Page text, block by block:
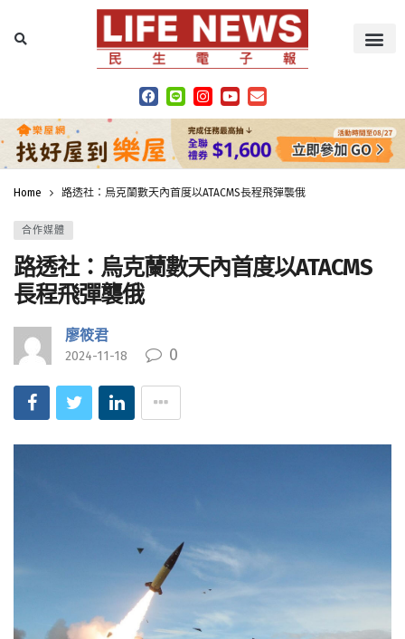
Home 路透社：烏克蘭數天內首度以ATACMS長程飛彈襲俄
合作媒體
路透社：烏克蘭數天內首度以ATACMS
長程飛彈襲俄
廖筱君
2024-11-18 0